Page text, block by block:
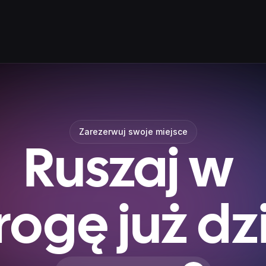
Zarezerwuj swoje miejsce
Ruszaj w
już